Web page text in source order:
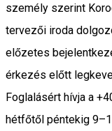
személy szerint
tervezői iroda
előzetes
érkezés előtt
Foglalásért hívja a
hétfőtől péntekig